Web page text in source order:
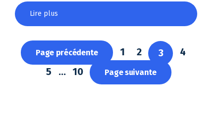
Lire plus
Page précédente 1 2 3
4
5
… 10 Page suivante